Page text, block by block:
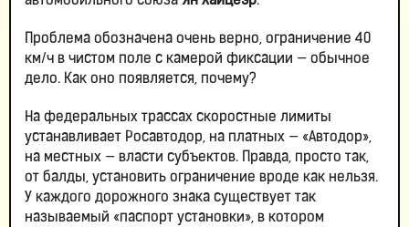
Проблема обозначена очень верно, ограничение 40
км/ч в чистом поле с камерой фиксации — обычное
дело. Как оно появляется, почему?
На федеральных трассах скоростные лимиты
устанавливает Росавтодор, на платных — «Автодор»,
на местных — власти субъектов. Правда, просто так,
от балды, установить ограничение вроде как нельзя.
У каждого дорожного знака существует так
называемый «паспорт установки», в котором